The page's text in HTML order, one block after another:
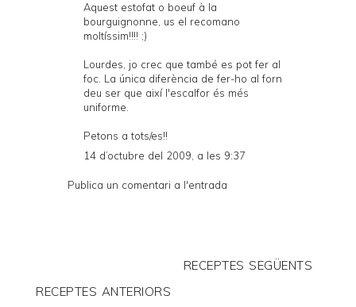
Aquest estofat o boeuf à la
bourguignonne, us el recomano
moltíssim!!!! ;)
Lourdes, jo crec que també es pot fer al
foc. La única diferència de fer-ho al forn
deu ser que així l'escalfor és més
uniforme.
Petons a tots/es!!
14 d’octubre del 2009, a les 9:37
Publica un comentari a l'entrada
RECEPTES SEGÜENTS
RECEPTES ANTERIORS